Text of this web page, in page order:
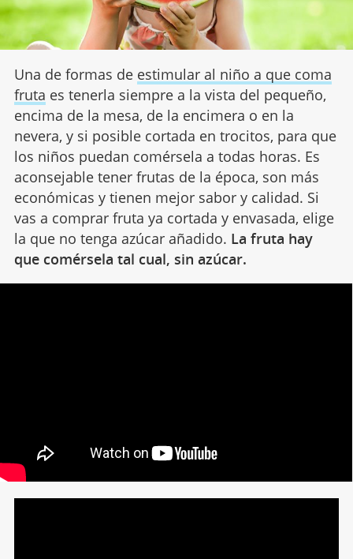
Una de formas de estimular al niño a que coma
fruta es tenerla siempre a la vista del pequeño,
encima de la mesa, de la encimera o en la
nevera, y si posible cortada en trocitos, para que
los niños puedan comérsela a todas horas. Es
aconsejable tener frutas de la época, son más
económicas y tienen mejor sabor y calidad. Si
vas a comprar fruta ya cortada y envasada, elige
la que no tenga azúcar añadido. La fruta hay
que comérsela tal cual, sin azúcar.